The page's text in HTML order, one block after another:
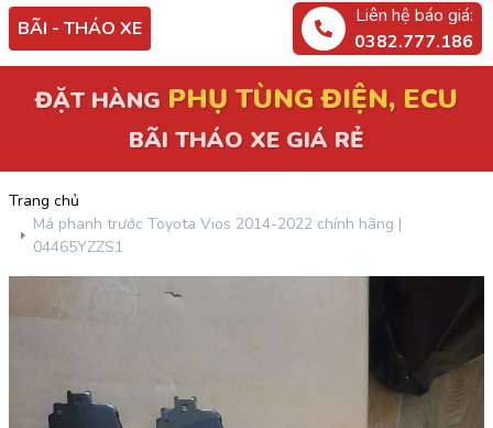
BÃI - THÁO XE
Liên hệ báo giá:
0382.777.186
ĐẶT HÀNGPHỤ TÙNG ĐIỆN, ECU
BÃI THÁO XE GIÁ RẺ
Trang chủ
Má phanh trước Toyota Vios 2014-2022 chính hãng |
04465YZZS1